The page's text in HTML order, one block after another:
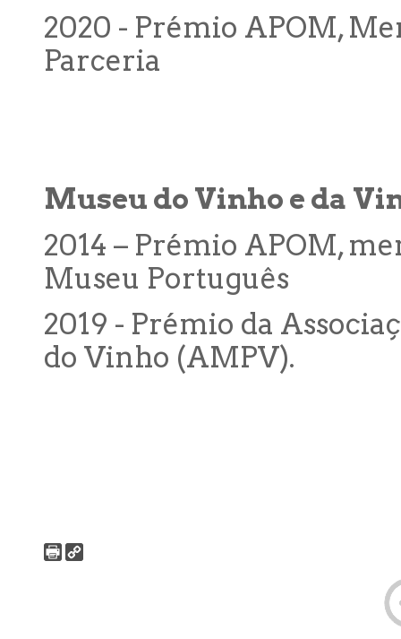
2020 - Prémio APOM,
Parceria
Museu do Vinho e da
2014 – Prémio APOM,
Museu Português
2019 - Prémio da
do Vinho (AMPV).